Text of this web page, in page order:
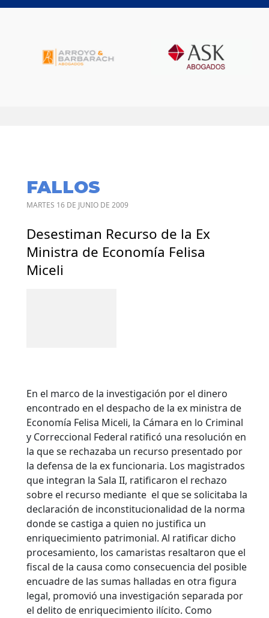
FALLOS
MARTES 16 DE JUNIO DE 2009
Desestiman Recurso de la Ex
Ministra de Economía Felisa
Miceli
En el marco de la investigación por el dinero
encontrado en el despacho de la ex ministra de
Economía Felisa Miceli, la Cámara en lo Criminal
y Correccional Federal ratificó una resolución en
la que se rechazaba un recurso presentado por
la defensa de la ex funcionaria. Los magistrados
que integran la Sala II, ratificaron el rechazo
sobre el recurso mediante el que se solicitaba la
declaración de inconstitucionalidad de la norma
donde se castiga a quien no justifica un
enriquecimiento patrimonial. Al ratificar dicho
procesamiento, los camaristas resaltaron que el
fiscal de la causa como consecuencia del posible
encuadre de las sumas halladas en otra figura
legal, promovió una investigación separada por
el delito de enriquecimiento ilícito. Como